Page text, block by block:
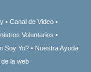
Canal de Video
Voluntarios
Soy Yo?
Nuestra Ayuda
de la web